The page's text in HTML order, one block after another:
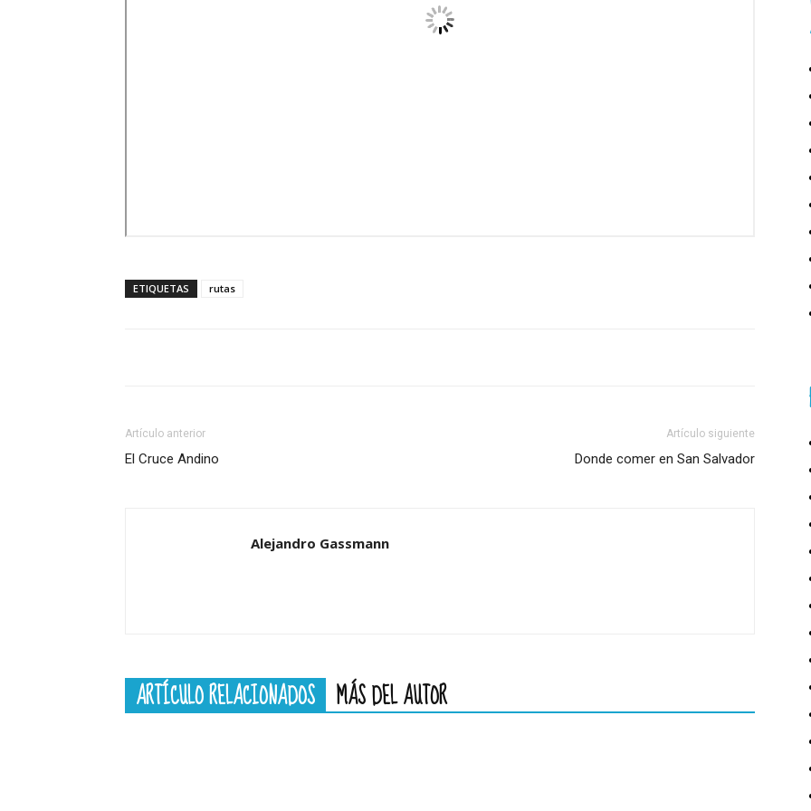
ETIQUETAS rutas
Artículo anterior
El Cruce Andino
Artículo siguiente
Donde comer en San Salvador
Alejandro Gassmann
ARTÍCULO RELACIONADOS MÁS DEL AUTOR